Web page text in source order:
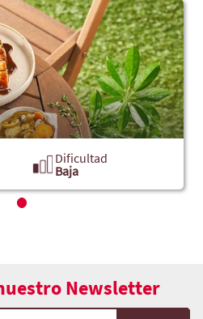
Dificultad
Baja
Newsletter